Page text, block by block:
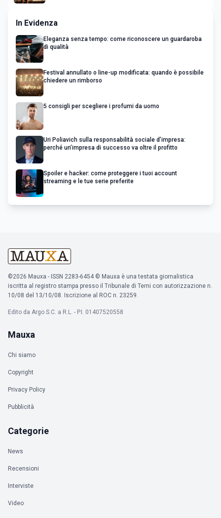
In Evidenza
Eleganza senza tempo: come riconoscere un guardaroba
di qualità
Festival annullato o line-up modificata: quando è possibile
chiedere un rimborso
5 consigli per scegliere i profumi da uomo
Uri Poliavich sulla responsabilità sociale d’impresa:
perché un’impresa di successo va oltre il profitto
Spoiler e hacker: come proteggere i tuoi account
streaming e le tue serie preferite
©2026 Mauxa - ISSN 2283-6454 © Mauxa è una testata giornalistica
iscritta al registro stampa presso il Tribunale di Terni con autorizzazione n.
10/08 del 13/10/08. Iscrizione al ROC n. 23259.
Edito da Argo S.C. a R.L. - P.I. 01407520558
Mauxa
Chi siamo
Copyright
Privacy Policy
Pubblicità
Categorie
News
Recensioni
Interviste
Video